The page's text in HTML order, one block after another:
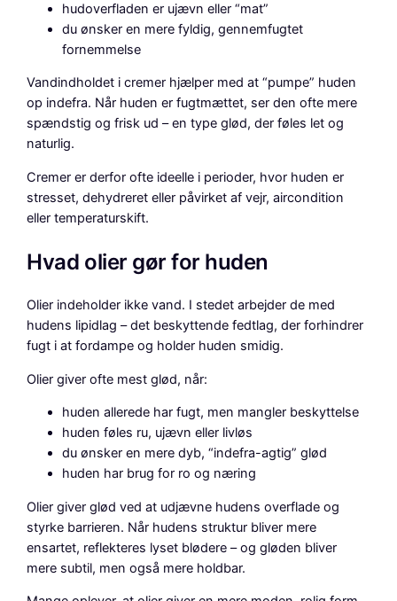
hudoverfladen er ujævn eller “mat”
du ønsker en mere fyldig, gennemfugtet
fornemmelse
Vandindholdet i cremer hjælper med at “pumpe” huden
op indefra. Når huden er fugtmættet, ser den ofte mere
spændstig og frisk ud – en type glød, der føles let og
naturlig.
Cremer er derfor ofte ideelle i perioder, hvor huden er
stresset, dehydreret eller påvirket af vejr, aircondition
eller temperaturskift.
Hvad olier gør for huden
Olier indeholder ikke vand. I stedet arbejder de med
hudens lipidlag – det beskyttende fedtlag, der forhindrer
fugt i at fordampe og holder huden smidig.
Olier giver ofte mest glød, når:
huden allerede har fugt, men mangler beskyttelse
huden føles ru, ujævn eller livløs
du ønsker en mere dyb, “indefra-agtig” glød
huden har brug for ro og næring
Olier giver glød ved at udjævne hudens overflade og
styrke barrieren. Når hudens struktur bliver mere
ensartet, reflekteres lyset blødere – og gløden bliver
mere subtil, men også mere holdbar.